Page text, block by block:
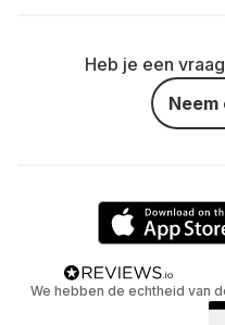
Heb je een
We hebben de echtheid van